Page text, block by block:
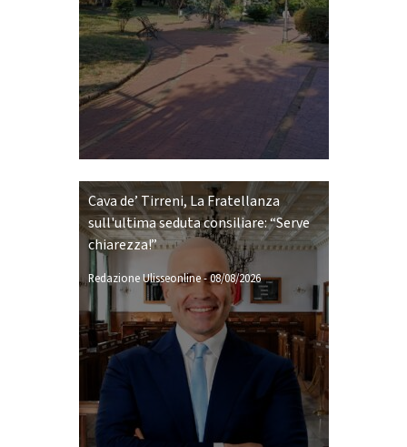
Cava de’ Tirreni, La Fratellanza
sull'ultima seduta consiliare: “Serve
chiarezza!”
Redazione Ulisseonline-08/08/2026